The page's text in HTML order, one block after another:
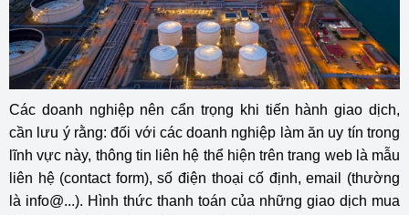
Các doanh nghiệp nên cẩn trọng khi tiến hành giao dịch,
cần lưu ý rằng: đối với các doanh nghiệp làm ăn uy tín trong
lĩnh vực này, thông tin liên hệ thể hiện trên trang web là mẫu
liên hệ (contact form), số điện thoại cố định, email (thường
là info@...). Hình thức thanh toán của những giao dịch mua